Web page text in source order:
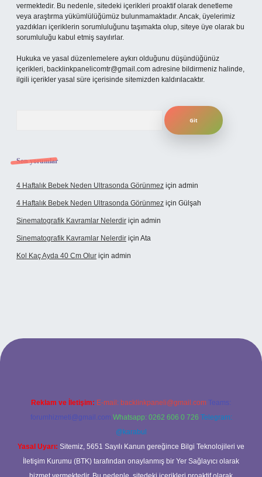
vermektedir. Bu nedenle, sitedeki içerikleri proaktif olarak denetleme
veya araştırma yükümlülüğümüz bulunmamaktadır. Ancak, üyelerimiz
yazdıkları içeriklerin sorumluluğunu taşımakta olup, siteye üye olarak bu
sorumluluğu kabul etmiş sayılırlar.
Hukuka ve yasal düzenlemelere aykırı olduğunu düşündüğünüz
içerikleri, backlinkpanelicomtr@gmail.com adresine bildirmeniz halinde,
ilgili içerikler yasal süre içerisinde sitemizden kaldırılacaktır.
Son yorumlar
4 Haftalık Bebek Neden Ultrasonda Görünmez için admin
4 Haftalık Bebek Neden Ultrasonda Görünmez için Gülşah
Sinematografik Kavramlar Nelerdir için admin
Sinematografik Kavramlar Nelerdir için Ata
Kol Kaç Ayda 40 Cm Olur için admin
Reklam ve İletişim: E-mail: backlinkpaneli@gmail.com Teams:
forumhizmeti@gmail.com Whatsapp: 0262 606 0 726 Telegram:
@karabul
Yasal Uyarı: Sitemiz, 5651 Sayılı Kanun gereğince Bilgi Teknolojileri ve
İletişim Kurumu (BTK) tarafından onaylanmış bir Yer Sağlayıcı olarak